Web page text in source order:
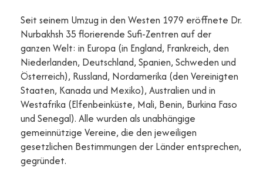
Seit seinem Umzug in den Westen 1979 eröffnete Dr.
Nurbakhsh 35 florierende Sufi-Zentren auf der
ganzen Welt: in Europa (in England, Frankreich, den
Niederlanden, Deutschland, Spanien, Schweden und
Österreich), Russland, Nordamerika (den Vereinigten
Staaten, Kanada und Mexiko), Australien und in
Westafrika (Elfenbeinküste, Mali, Benin, Burkina Faso
und Senegal). Alle wurden als unabhängige
gemeinnützige Vereine, die den jeweiligen
gesetzlichen Bestimmungen der Länder entsprechen,
gegründet.